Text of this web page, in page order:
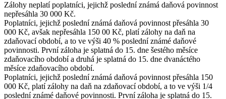
Zálohy neplatí poplatníci, jejichž poslední známá daňová povinnost
nepřesáhla 30 000 Kč.
Poplatníci, jejichž poslední známá daňová povinnost přesáhla 30
000 Kč, avšak nepřesáhla 150 00 Kč, platí zálohy na daň na
zdaňovací období, a to ve výši 40 % poslední známé daňové
povinnosti. První záloha je splatná do 15. dne šestého měsíce
zdaňovacího období a druhá je splatná do 15. dne dvanáctého
měsíce zdaňovacího období.
Poplatníci, jejichž poslední známá daňová povinnost přesáhla 150
000 Kč, platí zálohy na daň na zdaňovací období, a to ve výši 1/4
poslední známé daňové povinnosti. První záloha je splatná do 15.